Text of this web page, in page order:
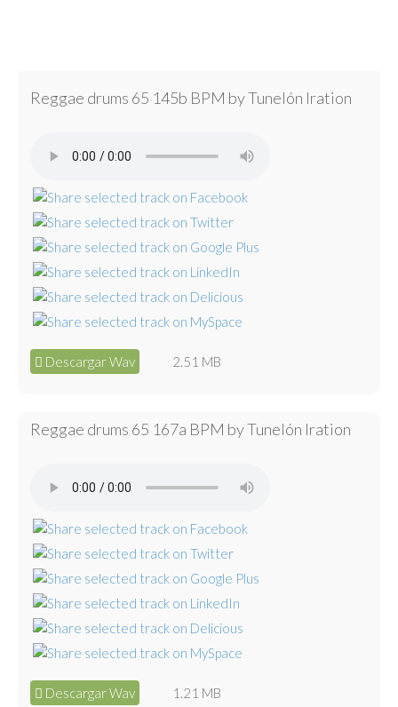
Reggae drums 65 145b BPM by Tunelón Iration
Descargar Wav 2.51 MB
Reggae drums 65 167a BPM by Tunelón Iration
Descargar Wav 1.21 MB